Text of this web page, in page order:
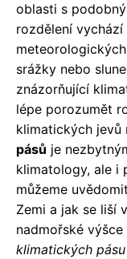
oblasti s
rozdělení
srážky nebo
znázorňující
lépe porozumět
klimatických jevů
pásů je
klimatology, ale i
můžeme
Zemi a jak se liší
nadmořské
klimatických